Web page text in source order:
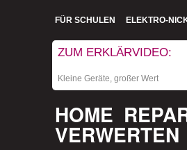
FÜR SCHULEN ELEKTRO-
ZUM ERKLÄRVIDEO:
Kleine Geräte, großer Wert
HOME
VERWERTEN